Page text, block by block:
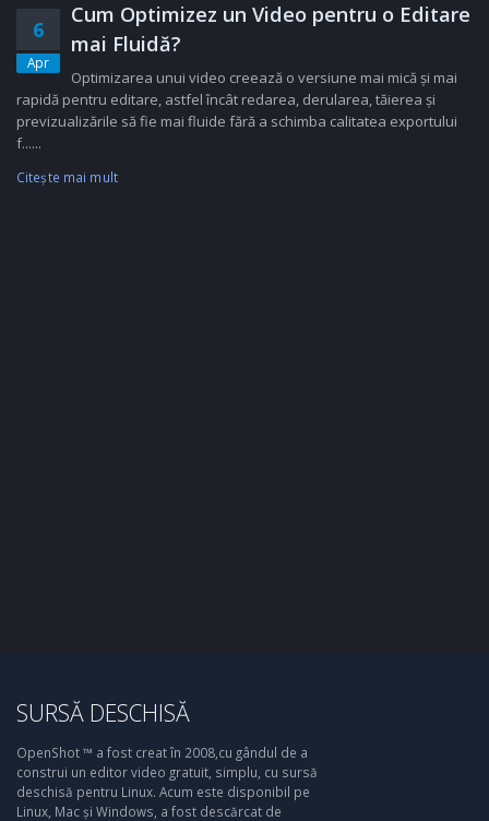
6
Apr
Cum Optimizez un Video pentru o Editare
mai Fluidă?
Optimizarea unui video creează o versiune mai mică și mai
rapidă pentru editare, astfel încât redarea, derularea, tăierea și
previzualizările să fie mai fluide fără a schimba calitatea exportului
f......
Citeşte mai mult
SURSĂ DESCHISĂ
OpenShot ™ a fost creat în 2008,cu gândul de a
construi un editor video gratuit, simplu, cu sursă
deschisă pentru Linux. Acum este disponibil pe
Linux, Mac și Windows, a fost descărcat de